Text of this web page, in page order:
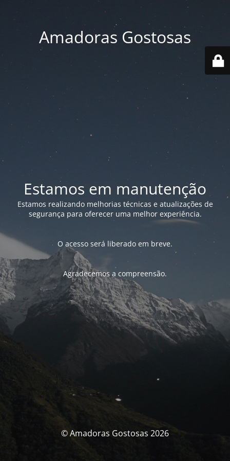
Amadoras Gostosas
Estamos em manutenção
Estamos realizando melhorias técnicas e atualizações de
segurança para oferecer uma melhor experiência.
O acesso será liberado em breve.
Agradecemos a compreensão.
© Amadoras Gostosas 2026